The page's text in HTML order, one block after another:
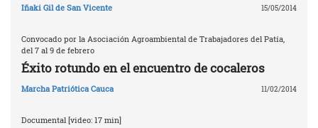
Iñaki Gil de San Vicente 15/05/2014
Convocado por la Asociación Agroambiental de Trabajadores del Patía,
del 7 al 9 de febrero
Éxito rotundo en el encuentro de cocaleros
Marcha Patriótica Cauca 11/02/2014
Documental [video: 17 min]